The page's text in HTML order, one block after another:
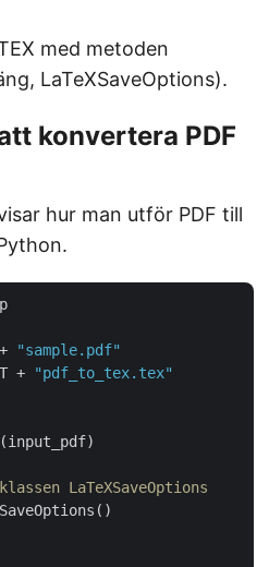
med metoden
LaTeXSaveOptions).
konvertera PDF
hur man utför PDF till
"sample.pdf"
+
"pdf_to_tex.tex"
LaTeXSaveOptions